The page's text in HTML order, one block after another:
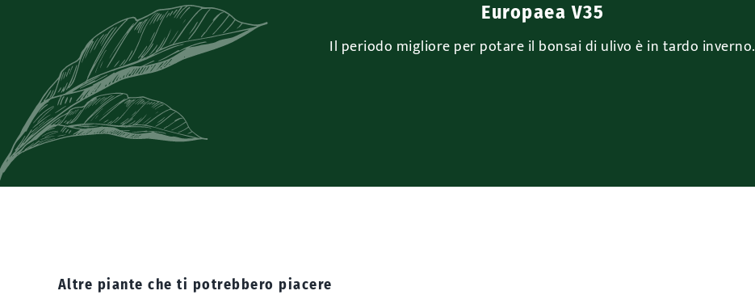
Europaea V35
Il periodo migliore per potare il bonsai di ulivo è in tardo inverno.
Altre piante cheti potrebbero piacere